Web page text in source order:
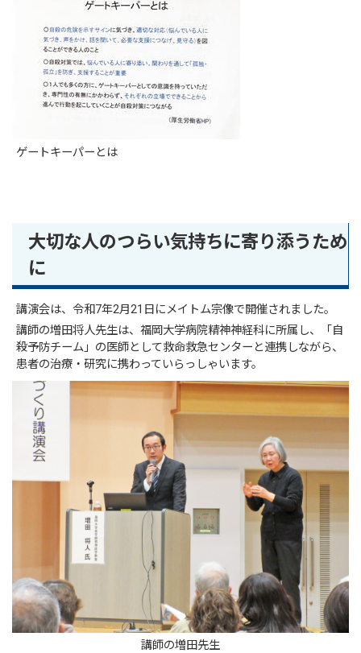
ゲートキーパーとは
大切な人のつらい気持ちに寄り添うため
に
講演会は、令和7年2月21日にメイトム宗像で開催されました。
講師の増田将人先生は、福岡大学病院精神神経科に所属し、「自
殺予防チーム」の医師として救命救急センターと連携しながら、
患者の治療・研究に携わっていらっしゃいます。
講師の増田先生